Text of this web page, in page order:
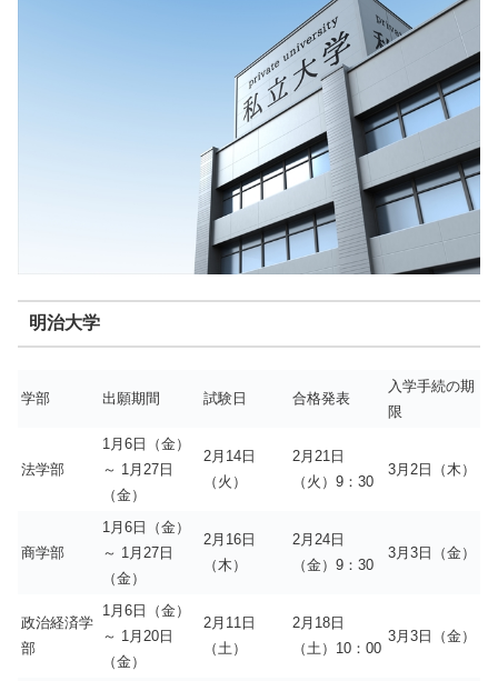
明治大学
学部 出願期間 試験日 合格発表
入学手続の期
限
法学部
1月6日（金）
～ 1月27日
（金）
2月14日
（火）
2月21日
（火）9：30
3月2日（木）
商学部
1月6日（金）
～ 1月27日
（金）
2月16日
（木）
2月24日
（金）9：30
3月3日（金）
政治経済学
部
1月6日（金）
～ 1月20日
（金）
2月11日
（土）
2月18日
（土）10：00
3月3日（金）